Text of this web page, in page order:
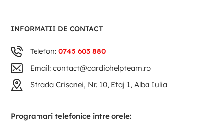
INFORMATII DE CONTACT
Telefon:0745 603 880
Email: contact@cardiohelpteam.ro
Strada Crisanei, Nr. 10, Etaj 1, Alba Iulia
Programari telefonice intre orele: